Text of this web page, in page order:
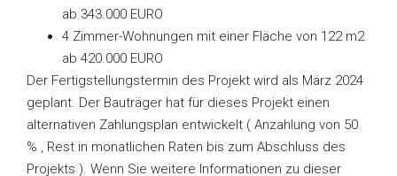
ab 343.000 EURO
4 Zimmer-Wohnungen mit einer Fläche von 122 m2
ab 420.000 EURO
Der Fertigstellungstermin des Projekt wird als März 2024
geplant. Der Bauträger hat für dieses Projekt einen
alternativen Zahlungsplan entwickelt ( Anzahlung von 50
% , Rest in monatlichen Raten bis zum Abschluss des
Projekts ). Wenn Sie weitere Informationen zu dieser